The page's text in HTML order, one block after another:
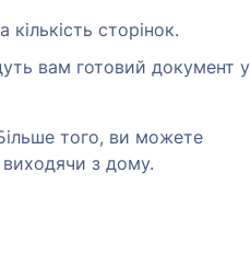
сторінок.
вам готовий документ у
того, ви можете
виходячи з дому.